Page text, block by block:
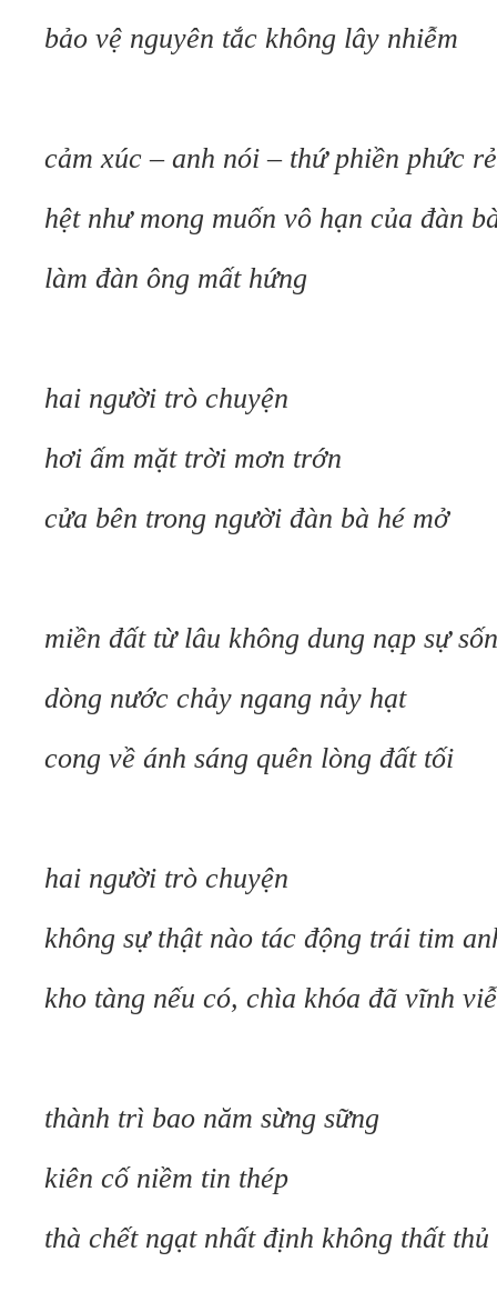
bảo vệ nguyên tắc không lây nhiễm
cảm xúc – anh nói – thứ phiền phức
hệt như mong muốn vô hạn của đàn
làm đàn ông mất hứng
hai người trò chuyện
hơi ấm mặt trời mơn trớn
cửa bên trong người đàn bà hé mở
miền đất từ lâu không dung nạp sự
dòng nước chảy ngang nảy hạt
cong về ánh sáng quên lòng đất tối
hai người trò chuyện
không sự thật nào tác động trái tim
kho tàng nếu có, chìa khóa đã vĩnh
thành trì bao năm sừng sững
kiên cố niềm tin thép
thà chết ngạt nhất định không thất thủ